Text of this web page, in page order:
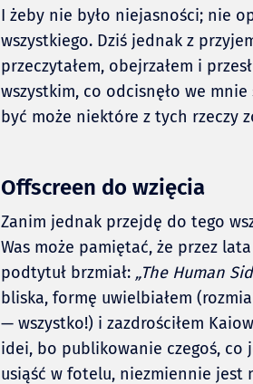
I żeby nie było niejasności; nie
wszystkiego. Dziś jednak z
przeczytałem, obejrzałem i
wszystkim, co odcisnęło we
być może niektóre z tych rzeczy
Offscreen do wzięcia
Zanim jednak przejdę do tego
Was może pamiętać, że przez
podtytuł brzmiał: „The Human
bliska, formę uwielbiałem
— wszystko!) i zazdrościłem
idei, bo publikowanie czegoś, co
usiąść w fotelu, niezmiennie jest